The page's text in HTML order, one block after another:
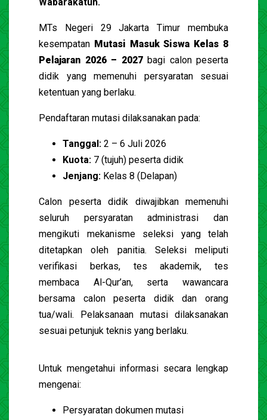
Wabarakatuh.
MTs Negeri 29 Jakarta Timur membuka
kesempatan Mutasi Masuk Siswa Kelas 8
Pelajaran 2026 – 2027bagi calon peserta
didik yang memenuhi persyaratan sesuai
ketentuan yang berlaku.
Pendaftaran mutasi dilaksanakan pada:
Tanggal: 2 – 6 Juli 2026
Kuota: 7 (tujuh) peserta didik
Jenjang: Kelas 8 (Delapan)
Calon peserta didik diwajibkan memenuhi
seluruh persyaratan administrasi dan
mengikuti mekanisme seleksi yang telah
ditetapkan oleh panitia. Seleksi meliputi
verifikasi berkas, tes akademik, tes
membaca Al-Qur’an, serta wawancara
bersama calon peserta didik dan orang
tua/wali. Pelaksanaan mutasi dilaksanakan
sesuai petunjuk teknis yang berlaku.
Untuk mengetahui informasi secara lengkap
mengenai:
Persyaratan dokumen mutasi